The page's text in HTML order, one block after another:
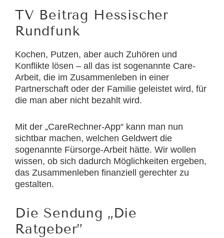
TV Beitrag Hessischer
Rundfunk
Kochen, Putzen, aber auch Zuhören und
Konflikte lösen – all das ist sogenannte Care-
Arbeit, die im Zusammenleben in einer
Partnerschaft oder der Familie geleistet wird, für
die man aber nicht bezahlt wird.
Mit der „CareRechner-App“ kann man nun
sichtbar machen, welchen Geldwert die
sogenannte Fürsorge-Arbeit hätte. Wir wollen
wissen, ob sich dadurch Möglichkeiten ergeben,
das Zusammenleben finanziell gerechter zu
gestalten.
Die Sendung „Die
Ratgeber”